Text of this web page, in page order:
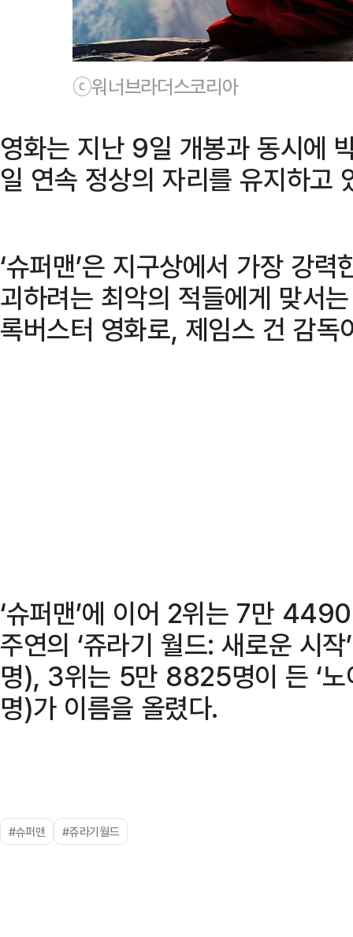
ⓒ워너브라더스코리아
영화는 지난 9일 개봉과 동시에
일 연속 정상의 자리를 유지하고
‘슈퍼맨’은 지구상에서 가장 강
괴하려는 최악의 적들에게 맞서
록버스터 영화로, 제임스 건 감독
‘슈퍼맨’에 이어 2위는 7만
주연의 ‘쥬라기 월드: 새로운 시
명), 3위는 5만 8825명이 든 ‘
명)가 이름을 올렸다.
#슈퍼맨 #쥬라기월드